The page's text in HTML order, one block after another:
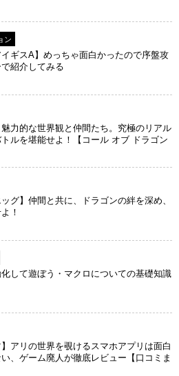
ン
イギスA】めっちゃ面白かったので序盤攻
紹介してみる
魅力的な世界観と仲間たち。究極のリアル
ルを堪能せよ！【コール オブ ドラゴン
ッグ】仲間と共に、ドラゴンの絆を深め、
！
して遊ぼう・マクロについての基礎知識
】アリの世界を覗けるスマホアプリは面白
、ゲーム廃人が徹底レビュー【口コミま